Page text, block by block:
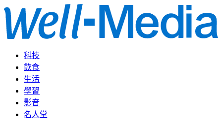
科技
飲食
生活
學習
影音
名人堂